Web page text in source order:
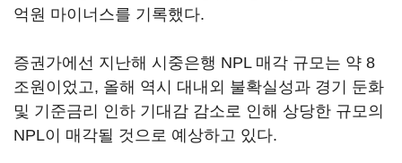
억원 마이너스를 기록했다.
증권가에선 지난해 시중은행 NPL 매각 규모는 약 8
조원이었고, 올해 역시 대내외 불확실성과 경기 둔화
및 기준금리 인하 기대감 감소로 인해 상당한 규모의
NPL이 매각될 것으로 예상하고 있다.